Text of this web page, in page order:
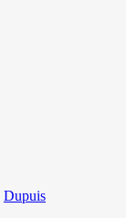
Dupuis